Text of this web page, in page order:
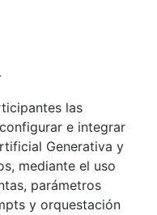
las
e integrar
Generativa y
mediante el uso
parámetros
y orquestación